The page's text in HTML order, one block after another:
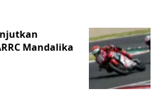
Mandalika